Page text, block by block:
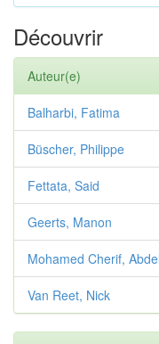
Découvrir
Auteur(e)
Balharbi, Fatima
Büscher, Philippe
Fettata, Said
Geerts, Manon
Mohamed Cherif,
Van Reet, Nick